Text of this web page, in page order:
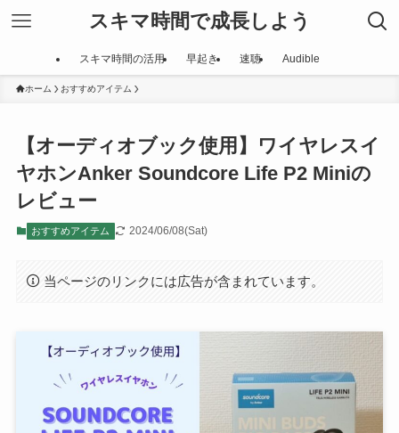
スキマ時間で成長しよう
スキマ時間の活用 早起き 速聴 Audible
ホーム おすすめアイテム
【オーディオブック使用】ワイヤレスイ
ヤホンAnker Soundcore Life P2 Miniの
レビュー
おすすめアイテム 2024/06/08(Sat)
当ページのリンクには広告が含まれています。